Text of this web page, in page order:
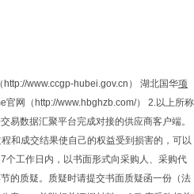
www.ccgp-hubei.gov.cn） 湖北国华项
官网（http://www.hbghzb.com/） 2.以上所称
易数据汇聚平台完成对接的供应商客户端。
和成交结果使自己的权益受到损害的，可以
个工作日内，以书面形式向采购人、采购代
的质疑。质疑时请提交书面质疑函一份（法